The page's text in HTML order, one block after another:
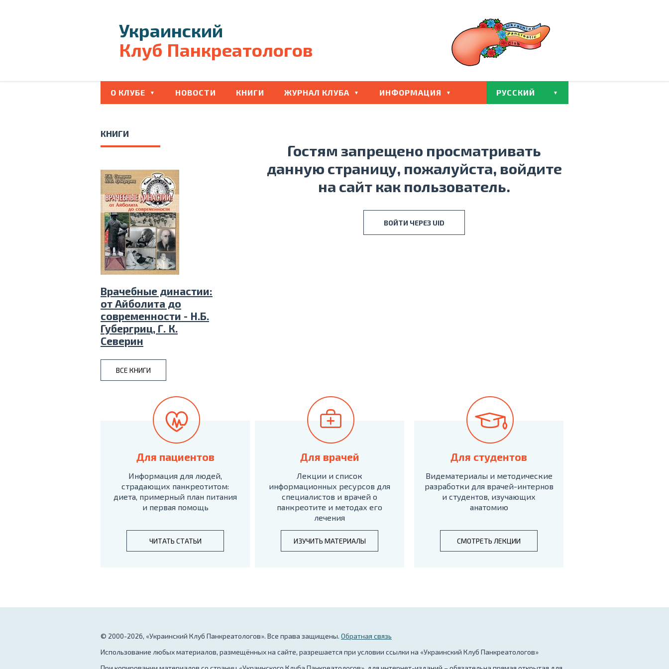
Украинский
Клуб Панкреатологов
О КЛУБЕ НОВОСТИ КНИГИ ЖУРНАЛ КЛУБА ИНФОРМАЦИЯ РУССКИЙ
КНИГИ
Врачебные династии:
от Айболита до
современности - Н.Б.
Губергриц, Г. К.
Северин
ВСЕ КНИГИ
Гостям запрещено просматривать
данную страницу, пожалуйста, войдите
на сайт как пользователь.
ВОЙТИ ЧЕРЕЗ UID
Для пациентов
Информация для людей,
страдающих панкреотитом:
диета, примерный план питания
и первая помощь
ЧИТАТЬ СТАТЬИ
Для врачей
Лекции и список
информационных ресурсов для
специалистов и врачей о
панкреотите и методах его
лечения
ИЗУЧИТЬ МАТЕРИАЛЫ
Для студентов
Видематериалы и методические
разработки для врачей-интернов
и студентов, изучающих
анатомию
СМОТРЕТЬ ЛЕКЦИИ
© 2000-2026, «Украинский Клуб Панкреатологов». Все права защищены. Обратная связь
Использование любых материалов, размещённых на сайте, разрешается при условии ссылки на «Украинский Клуб Панкреатологов»